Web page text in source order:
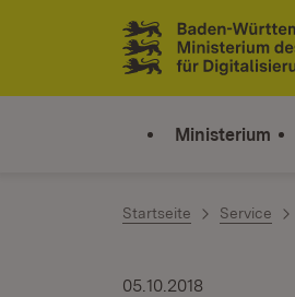
Zum Inhalt springen
Link zur Startseite
Ministerium
Startseite Service
05.10.2018